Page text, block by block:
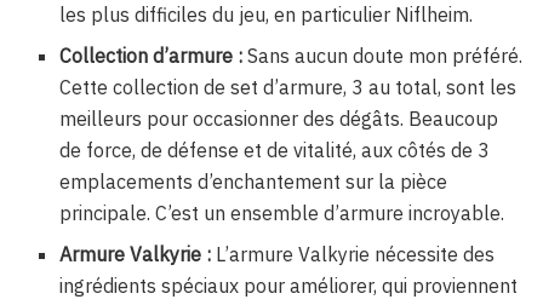
les plus difficiles du jeu, en particulier Niflheim.
Collection d’armure : Sans aucun doute mon préféré.
Cette collection de set d’armure, 3 au total, sont les
meilleurs pour occasionner des dégâts. Beaucoup
de force, de défense et de vitalité, aux côtés de 3
emplacements d’enchantement sur la pièce
principale. C’est un ensemble d’armure incroyable.
Armure Valkyrie : L’armure Valkyrie nécessite des
ingrédients spéciaux pour améliorer, qui proviennent